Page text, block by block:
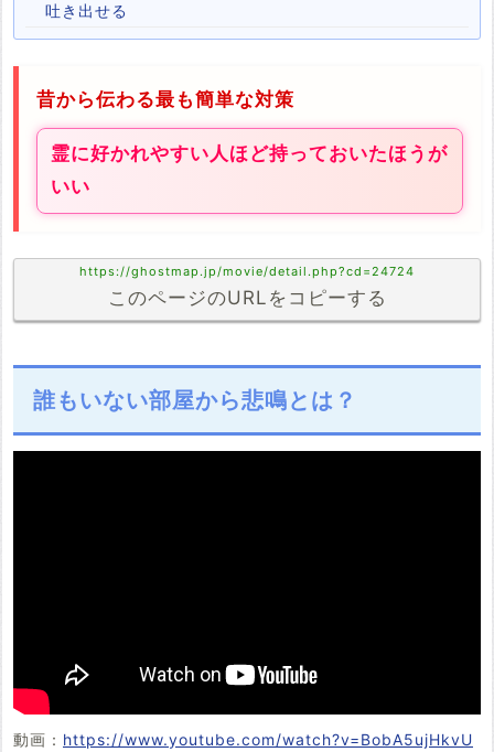
吐き出せる
昔から伝わる最も簡単な対策
霊に好かれやすい人ほど持っておいたほうが
いい
https://ghostmap.jp/movie/detail.php?cd=24724
このページのURLをコピーする
誰もいない部屋から悲鳴とは？
動画： https://www.youtube.com/watch?v=BobA5ujHkvU